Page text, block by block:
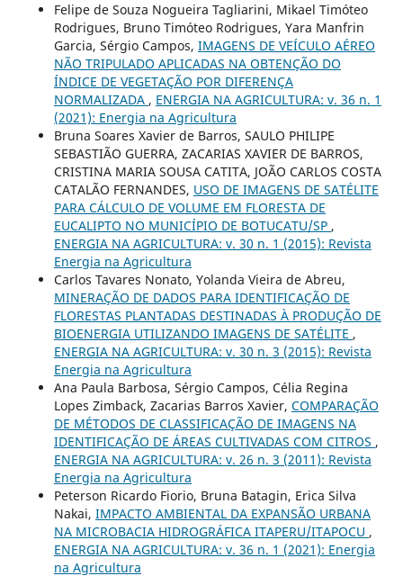
Felipe de Souza Nogueira Tagliarini, Mikael Timóteo
Rodrigues, Bruno Timóteo Rodrigues, Yara Manfrin
Garcia, Sérgio Campos, IMAGENS DE VEÍCULO AÉREO
NÃO TRIPULADO APLICADAS NA OBTENÇÃO DO
ÍNDICE DE VEGETAÇÃO POR DIFERENÇA
NORMALIZADA , ENERGIA NA AGRICULTURA: v. 36 n. 1
(2021): Energia na Agricultura
Bruna Soares Xavier de Barros, SAULO PHILIPE
SEBASTIÃO GUERRA, ZACARIAS XAVIER DE BARROS,
CRISTINA MARIA SOUSA CATITA, JOÃO CARLOS COSTA
CATALÃO FERNANDES, USO DE IMAGENS DE SATÉLITE
PARA CÁLCULO DE VOLUME EM FLORESTA DE
EUCALIPTO NO MUNICÍPIO DE BOTUCATU/SP ,
ENERGIA NA AGRICULTURA: v. 30 n. 1 (2015): Revista
Energia na Agricultura
Carlos Tavares Nonato, Yolanda Vieira de Abreu,
MINERAÇÃO DE DADOS PARA IDENTIFICAÇÃO DE
FLORESTAS PLANTADAS DESTINADAS À PRODUÇÃO DE
BIOENERGIA UTILIZANDO IMAGENS DE SATÉLITE ,
ENERGIA NA AGRICULTURA: v. 30 n. 3 (2015): Revista
Energia na Agricultura
Ana Paula Barbosa, Sérgio Campos, Célia Regina
Lopes Zimback, Zacarias Barros Xavier, COMPARAÇÃO
DE MÉTODOS DE CLASSIFICAÇÃO DE IMAGENS NA
IDENTIFICAÇÃO DE ÁREAS CULTIVADAS COM CITROS ,
ENERGIA NA AGRICULTURA: v. 26 n. 3 (2011): Revista
Energia na Agricultura
Peterson Ricardo Fiorio, Bruna Batagin, Erica Silva
Nakai, IMPACTO AMBIENTAL DA EXPANSÃO URBANA
NA MICROBACIA HIDROGRÁFICA ITAPERU/ITAPOCU ,
ENERGIA NA AGRICULTURA: v. 36 n. 1 (2021): Energia
na Agricultura